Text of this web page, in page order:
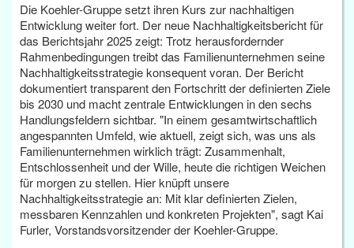
Die Koehler-Gruppe setzt ihren Kurs zur nachhaltigen
Entwicklung weiter fort. Der neue Nachhaltigkeitsbericht für
das Berichtsjahr 2025 zeigt: Trotz herausfordernder
Rahmenbedingungen treibt das Familienunternehmen seine
Nachhaltigkeitsstrategie konsequent voran. Der Bericht
dokumentiert transparent den Fortschritt der definierten Ziele
bis 2030 und macht zentrale Entwicklungen in den sechs
Handlungsfeldern sichtbar. "In einem gesamtwirtschaftlich
angespannten Umfeld, wie aktuell, zeigt sich, was uns als
Familienunternehmen wirklich trägt: Zusammenhalt,
Entschlossenheit und der Wille, heute die richtigen Weichen
für morgen zu stellen. Hier knüpft unsere
Nachhaltigkeitsstrategie an: Mit klar definierten Zielen,
messbaren Kennzahlen und konkreten Projekten", sagt Kai
Furler, Vorstandsvorsitzender der Koehler-Gruppe.